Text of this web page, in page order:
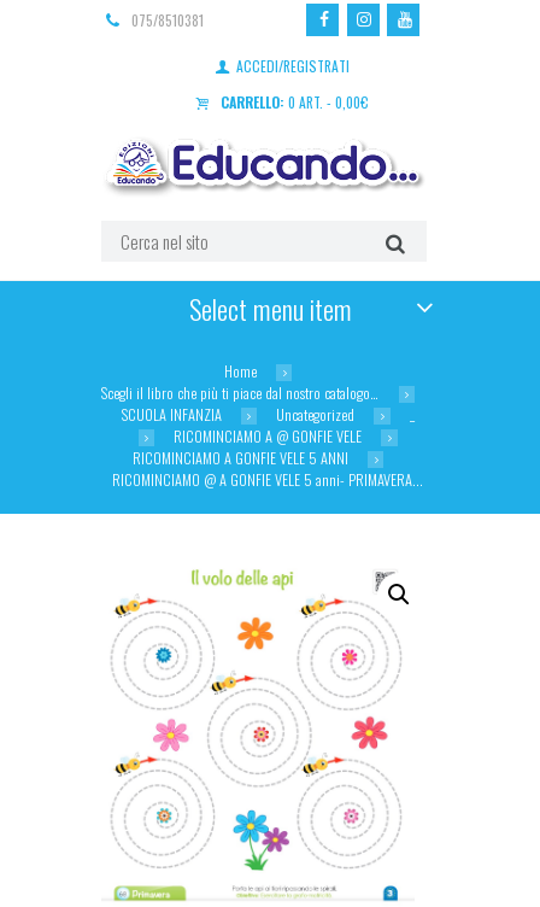
075/8510381
ACCEDI/REGISTRATI
CARRELLO: 0 ART. - 0,00€
Select menu item
Home
Scegli il libro che più ti piace dal nostro catalogo…
SCUOLA INFANZIA
Uncategorized
RICOMINCIAMO A @ GONFIE VELE
RICOMINCIAMO A GONFIE VELE 5 ANNI
RICOMINCIAMO @ A GONFIE VELE 5 anni- PRIMAVERA...